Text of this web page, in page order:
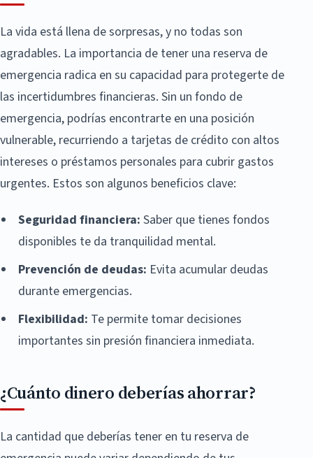
La vida está llena de sorpresas, y no todas son
agradables. La importancia de tener una reserva de
emergencia radica en su capacidad para protegerte de
las incertidumbres financieras. Sin un fondo de
emergencia, podrías encontrarte en una posición
vulnerable, recurriendo a tarjetas de crédito con altos
intereses o préstamos personales para cubrir gastos
urgentes. Estos son algunos beneficios clave:
Seguridad financiera: Saber que tienes fondos
disponibles te da tranquilidad mental.
Prevención de deudas: Evita acumular deudas
durante emergencias.
Flexibilidad: Te permite tomar decisiones
importantes sin presión financiera inmediata.
¿Cuánto dinero deberías ahorrar?
La cantidad que deberías tener en tu reserva de